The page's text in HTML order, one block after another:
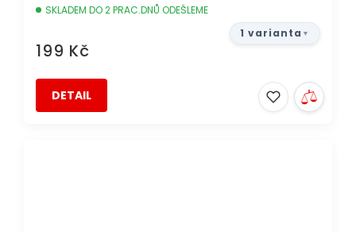
SKLADEM DO 2 PRAC.DNŮ ODEŠLEME
199 Kč
DETAIL
1 varianta